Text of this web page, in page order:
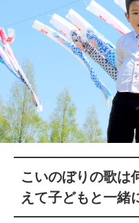
こいのぼりの歌は
えて子どもと一緒